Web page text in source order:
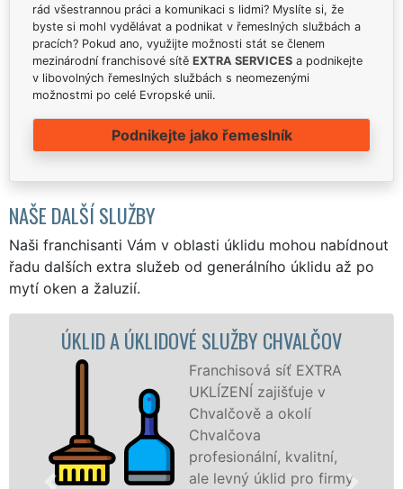
rád všestrannou práci a komunikaci s lidmi? Myslíte si, že
byste si mohl vydělávat a podnikat v řemeslných službách a
pracích? Pokud ano, využijte možnosti stát se členem
mezinárodní franchisové sítě EXTRA SERVICES a podnikejte
v libovolných řemeslných službách s neomezenými
možnostmi po celé Evropské unii.
Podnikejte jako řemeslník
NAŠE DALŠÍ SLUŽBY
Naši franchisanti Vám v oblasti úklidu mohou nabídnout
řadu dalších extra služeb od generálního úklidu až po
mytí oken a žaluzií.
SLUŽBY CHVALČOV
Franchisová síť EXTRA
UKLÍZENÍ zajišťuje v
Chvalčově a okolí
Chvalčova
profesionální, kvalitní,
ale levný úklid pro firmy